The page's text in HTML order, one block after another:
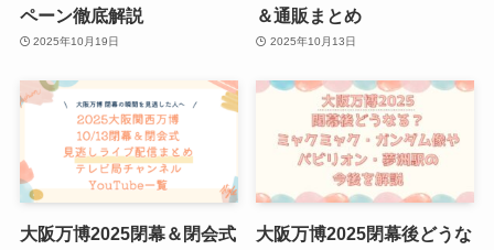
ペーン徹底解説
2025年10月19日
＆通販まとめ
2025年10月13日
大阪万博2025閉幕＆閉会式
大阪万博2025閉幕後どうな